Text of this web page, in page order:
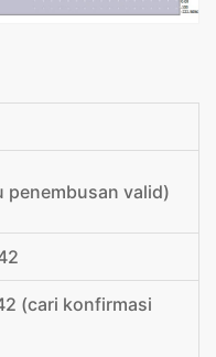
penembusan valid)
(cari konfirmasi